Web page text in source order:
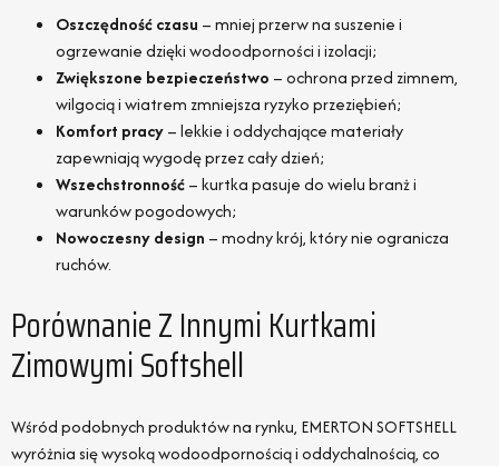
Oszczędność czasu – mniej przerw na suszenie i
ogrzewanie dzięki wodoodporności i izolacji;
Zwiększone bezpieczeństwo – ochrona przed zimnem,
wilgocią i wiatrem zmniejsza ryzyko przeziębień;
Komfort pracy– lekkie i oddychające materiały
zapewniają wygodę przez cały dzień;
Wszechstronność– kurtka pasuje do wielu branż i
warunków pogodowych;
Nowoczesny design – modny krój, który nie ogranicza
ruchów.
Porównanie Z Innymi Kurtkami
Zimowymi Softshell
Wśród podobnych produktów na rynku, EMERTON SOFTSHELL
wyróżnia się wysoką wodoodpornością i oddychalnością, co